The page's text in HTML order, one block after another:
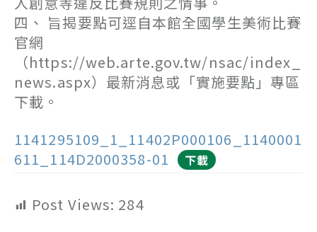
四、 旨揭要點可逕自本館全國學生美術比賽
官網
（https://web.arte.gov.tw/nsac/index_
news.aspx）最新消息或「實施要點」專區
下載。
1141295109_1_11402P000106_1140001
611_114D2000358-01
下載
Post Views: 284